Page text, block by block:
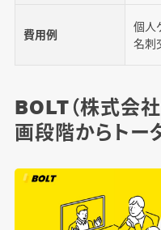
費用例
個人
名刺
BOLT（株式会
画段階からトー